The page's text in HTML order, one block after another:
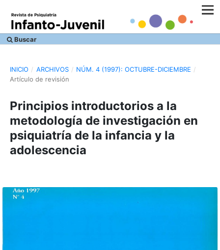
Buscar
INICIO / ARCHIVOS / NÚM. 4 (1997): OCTUBRE-DICIEMBRE /
Artículo de revisión
Principios introductorios a la
metodología de investigación en
psiquiatría de la infancia y la
adolescencia